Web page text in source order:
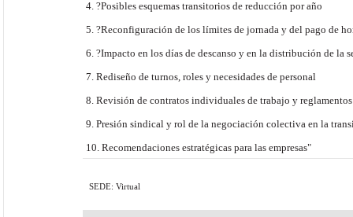
4. ?Posibles esquemas transitorios de reducción por año
5. ?Reconfiguración de los límites de jornada y del pago de
6. ?Impacto en los días de descanso y en la distribución de la
7. Rediseño de turnos, roles y necesidades de personal
8. Revisión de contratos individuales de trabajo y
9. Presión sindical y rol de la negociación colectiva en la
10. Recomendaciones estratégicas para las empresas"
SEDE: Virtual